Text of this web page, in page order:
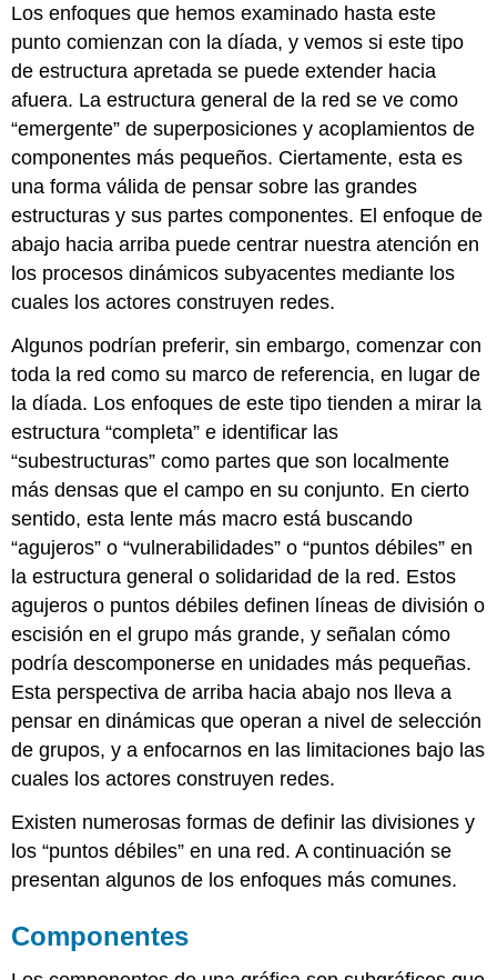
Los enfoques que hemos examinado hasta este
punto comienzan con la díada, y vemos si este tipo
de estructura apretada se puede extender hacia
afuera. La estructura general de la red se ve como
“emergente” de superposiciones y acoplamientos de
componentes más pequeños. Ciertamente, esta es
una forma válida de pensar sobre las grandes
estructuras y sus partes componentes. El enfoque de
abajo hacia arriba puede centrar nuestra atención en
los procesos dinámicos subyacentes mediante los
cuales los actores construyen redes.
Algunos podrían preferir, sin embargo, comenzar con
toda la red como su marco de referencia, en lugar de
la díada. Los enfoques de este tipo tienden a mirar la
estructura “completa” e identificar las
“subestructuras” como partes que son localmente
más densas que el campo en su conjunto. En cierto
sentido, esta lente más macro está buscando
“agujeros” o “vulnerabilidades” o “puntos débiles” en
la estructura general o solidaridad de la red. Estos
agujeros o puntos débiles definen líneas de división o
escisión en el grupo más grande, y señalan cómo
podría descomponerse en unidades más pequeñas.
Esta perspectiva de arriba hacia abajo nos lleva a
pensar en dinámicas que operan a nivel de selección
de grupos, y a enfocarnos en las limitaciones bajo las
cuales los actores construyen redes.
Existen numerosas formas de definir las divisiones y
los “puntos débiles” en una red. A continuación se
presentan algunos de los enfoques más comunes.
Componentes